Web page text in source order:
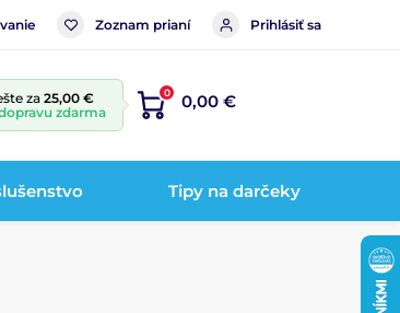
Zoznam prianí Prihlásiť sa
za 25,00 €
zdarma
0 0,00 €
Tipy na darčeky